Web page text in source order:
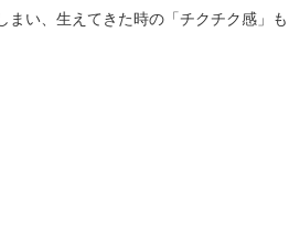
い、生えてきた時の「チクチク感」も